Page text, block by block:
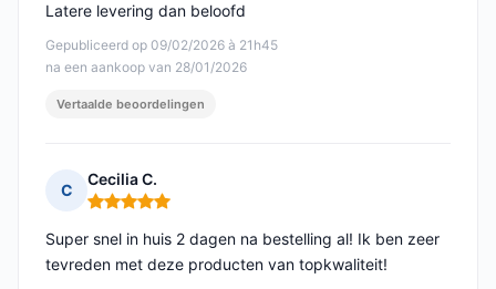
Gepubliceerd op 09/02/2026 à 21h45
na een aankoop van 28/01/2026
Latere levering dan beloofd
Vertaalde beoordelingen
C
Cecilia C.
Opmerking: 5 van 5
Super snel in huis 2 dagen na bestelling al! Ik ben zeer
tevreden met deze producten van topkwaliteit!